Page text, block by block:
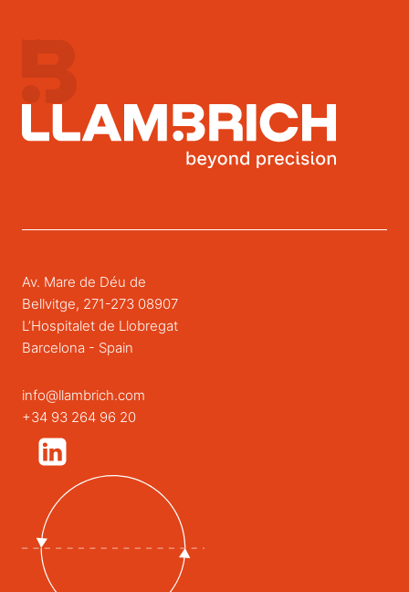
Av. Mare de Déu de
Bellvitge, 271-273 08907
L’Hospitalet de Llobregat
Barcelona - Spain
info@llambrich.com
+34 93 264 96 20